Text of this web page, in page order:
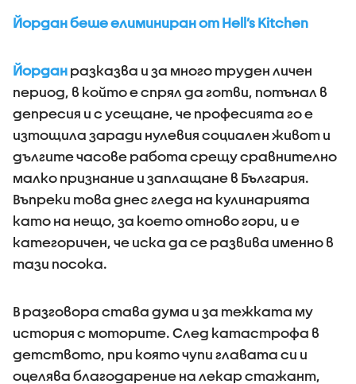
Йордан беше елиминиран от Hell’s Kitchen
Йордан разказва и за много труден личен
период, в който е спрял да готви, потънал в
депресия и с усещане, че професията го е
изтощила заради нулевия социален живот и
дългите часове работа срещу сравнително
малко признание и заплащане в България.
Въпреки това днес гледа на кулинарията
като на нещо, за което отново гори, и е
категоричен, че иска да се развива именно в
тази посока.
В разговора става дума и за тежката му
история с моторите. След катастрофа в
детството, при която чупи главата си и
оцелява благодарение на лекар стажант,